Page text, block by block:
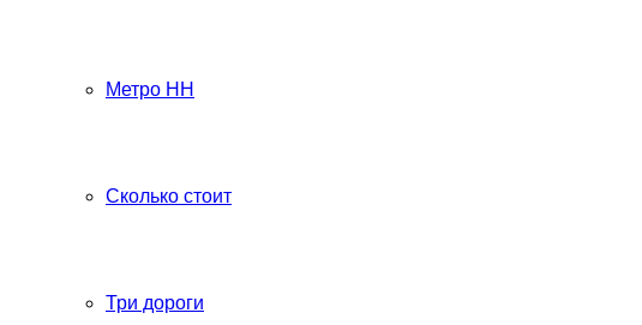
Метро НН
Сколько стоит
Три дороги